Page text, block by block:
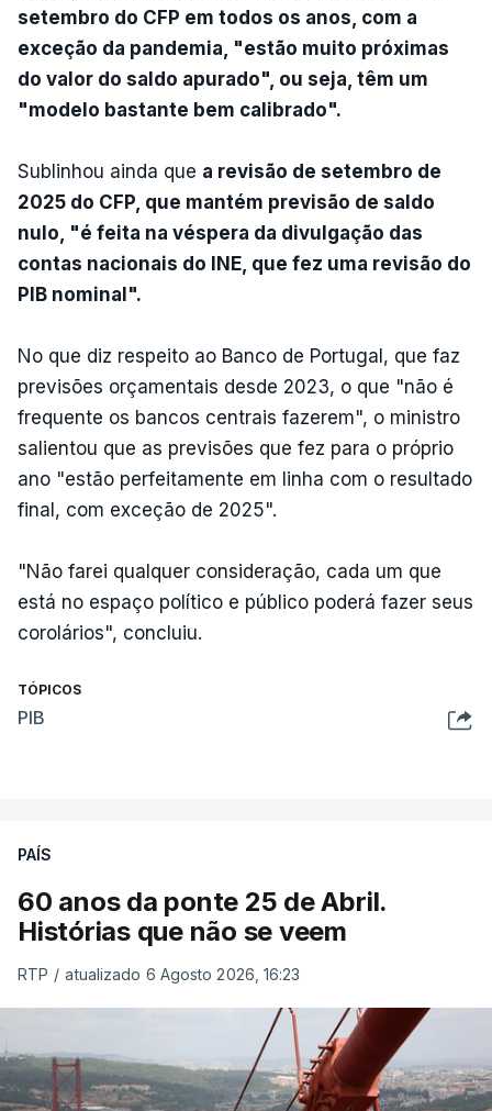
setembro do CFP em todos os anos, com a
exceção da pandemia, "estão muito próximas
do valor do saldo apurado", ou seja, têm um
"modelo bastante bem calibrado".
Sublinhou ainda que a revisão de setembro de
2025 do CFP, que mantém previsão de saldo
nulo, "é feita na véspera da divulgação das
contas nacionais do INE, que fez uma revisão do
PIB nominal".
No que diz respeito ao Banco de Portugal, que faz
previsões orçamentais desde 2023, o que "não é
frequente os bancos centrais fazerem", o ministro
salientou que as previsões que fez para o próprio
ano "estão perfeitamente em linha com o resultado
final, com exceção de 2025".
"Não farei qualquer consideração, cada um que
está no espaço político e público poderá fazer seus
corolários", concluiu.
TÓPICOS
PIB
PAÍS
60 anos da ponte 25 de Abril.
Histórias que não se veem
RTP / atualizado 6 Agosto 2026, 16:23